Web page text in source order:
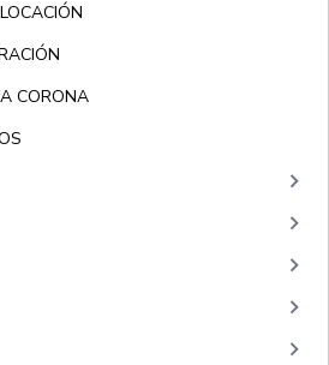
CORONA
keyboard_arrow_right
keyboard_arrow_right
keyboard_arrow_right
keyboard_arrow_right
keyboard_arrow_right